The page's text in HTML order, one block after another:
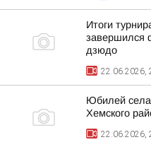
Итоги
завершился
дзюдо
22.06.2026,
Юбилей
Хемского
22.06.2026,